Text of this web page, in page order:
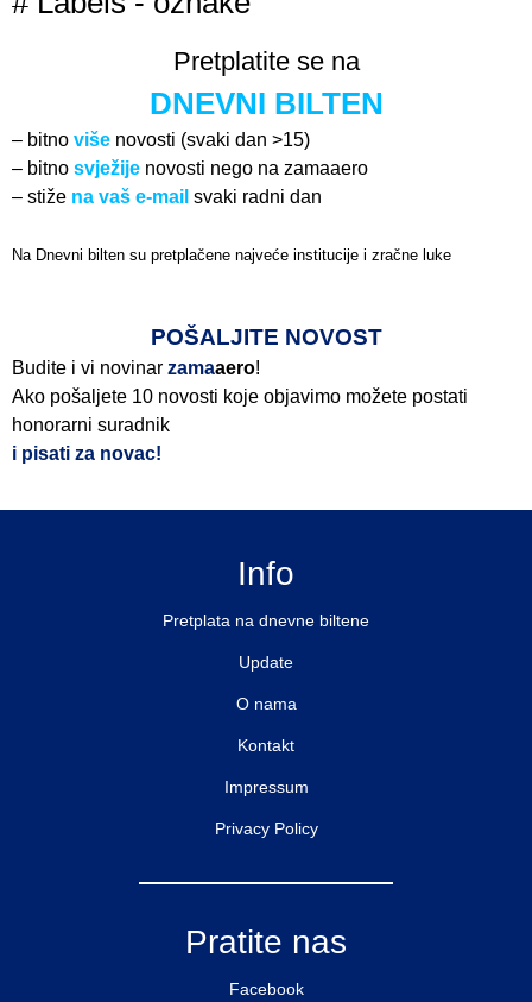
Pretplatite se na
DNEVNI BILTEN
– bitno više novosti (svaki dan >15)
– bitno svježije novosti nego na zamaaero
– stiže na vaš e-mail svaki radni dan
Na Dnevni bilten su pretplačene najveće institucije i zračne luke
POŠALJITE NOVOST
Budite i vi novinar zamaaero!
Ako pošaljete 10 novosti koje objavimo možete postati
honorarni suradnik
i pisati za novac!
Info
Pretplata na dnevne biltene
Update
O nama
Kontakt
Impressum
Privacy Policy
Pratite nas
Facebook